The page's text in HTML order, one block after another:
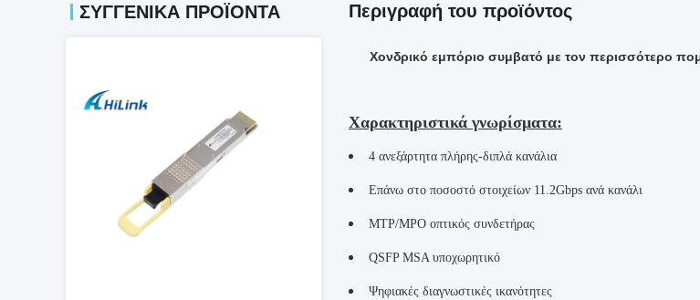
ΣΥΓΓΕΝΙΚΆ ΠΡΟΪΌΝΤΑ Περιγραφή του προϊόντος
Χονδρικό εμπόριο συμβατό με τον περισσότερο
Χαρακτηριστικά γνωρίσματα:
4 ανεξάρτητα πλήρης-διπλά κανάλια
Επάνω στο ποσοστό στοιχείων 11.2Gbps ανά κανάλι
MTP/MPO οπτικός συνδετήρας
QSFP MSA υποχωρητικό
Ψηφιακές διαγνωστικές ικανότητες